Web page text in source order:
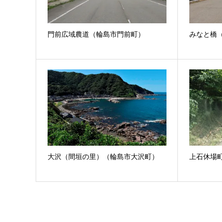
門前広域農道（輪島市門前町） みなと橋
大沢（間垣の里）（輪島市大沢町） 上石休場